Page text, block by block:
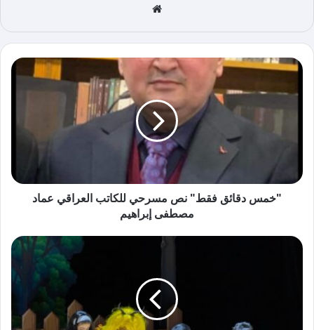
الوي
ب
"خمس دقائق فقط" نص مسرحي للكاتب العراقي عماد
مصطفى إبراهيم